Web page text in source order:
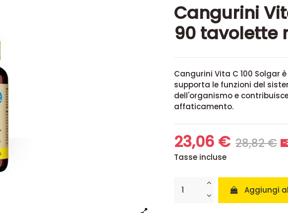
Cangurini
90 tavolette
Cangurini Vita C 100 Solgar
supporta le funzioni del
dell'organismo e
affaticamento.
23,06 € 28,82 € -
Tasse incluse
Aggiungi